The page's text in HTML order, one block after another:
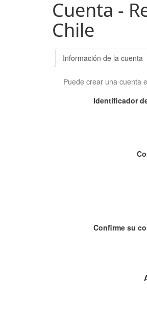
Cuenta -
Chile
Información de la cuenta
Puede crear una cuenta
Identificador
Confirme su